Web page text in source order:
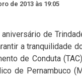
de 2013 às 19:05
de
a tranquilidade
de Conduta
de Pernambuco